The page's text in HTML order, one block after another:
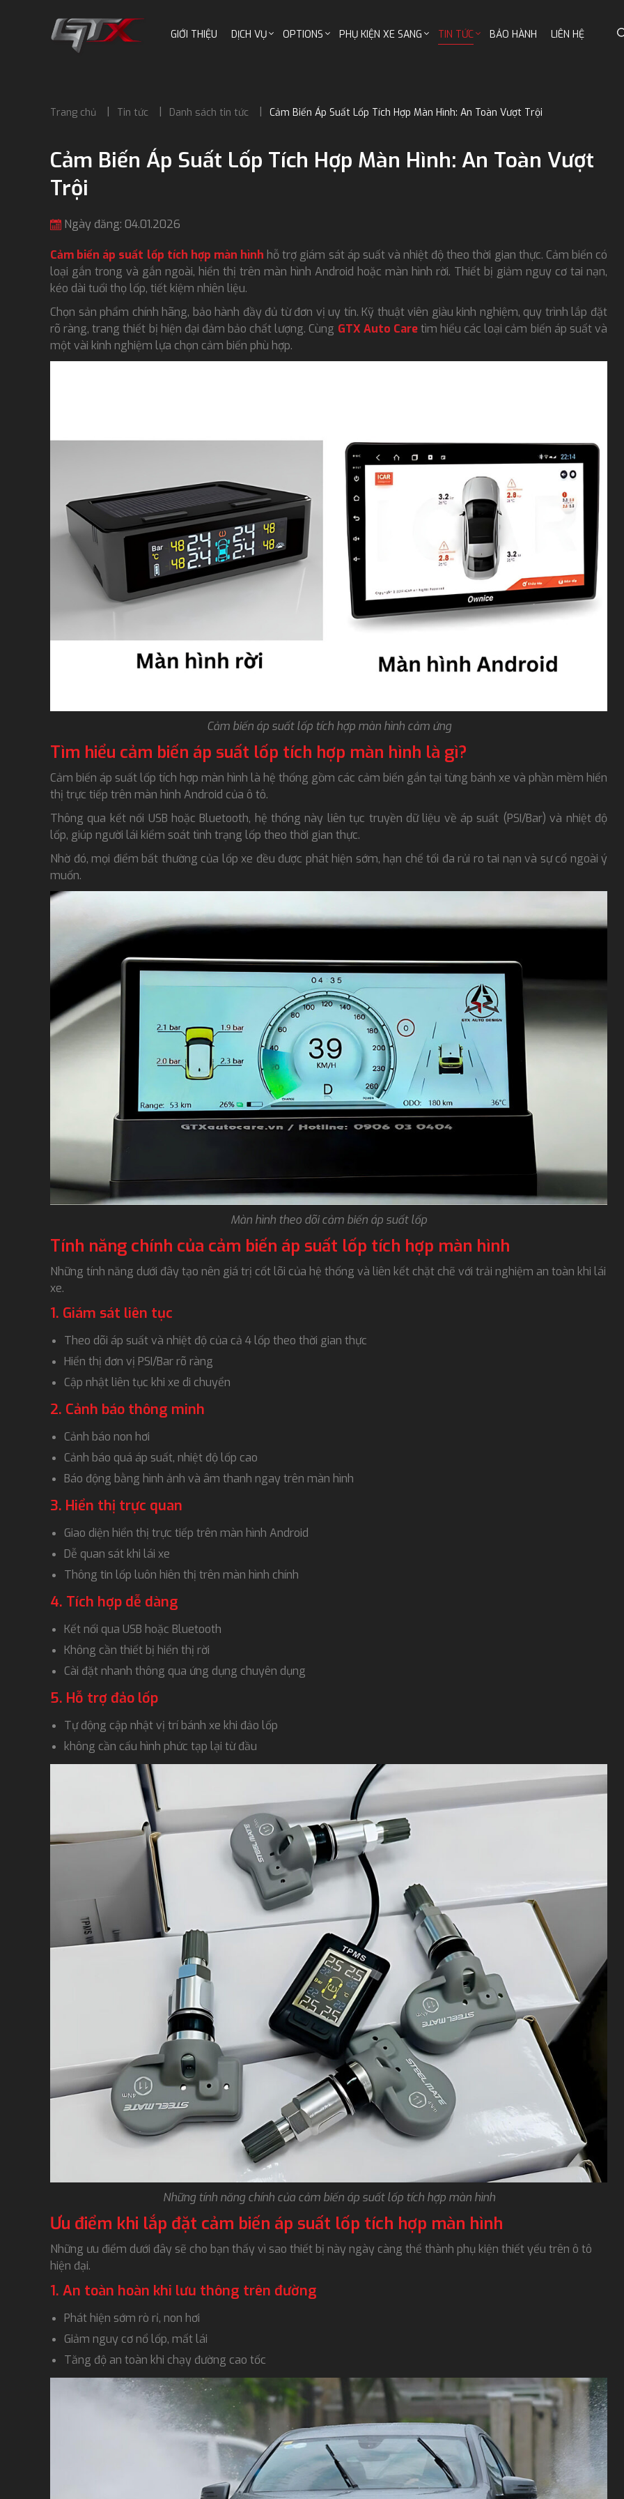
GIỚI THIỆU DỊCH VỤ OPTIONS PHỤ KIỆN XE SANG TIN TỨC BẢO HÀNH LIÊN HỆ
Trang chủ Tin tức Danh sách tin tức Cảm Biến Áp Suất Lốp Tích Hợp Màn Hình: An Toàn Vượt Trội
Cảm Biến Áp Suất Lốp Tích Hợp Màn Hình: An Toàn Vượt
Trội
Ngày đăng: 04.01.2026
Cảm biến áp suất lốp tích hợp màn hình hỗ trợ giám sát áp suất và nhiệt độ theo thời gian thực. Cảm biến có
loại gắn trong và gắn ngoài, hiển thị trên màn hình Android hoặc màn hình rời. Thiết bị giảm nguy cơ tai nạn,
kéo dài tuổi thọ lốp, tiết kiệm nhiên liệu.
Chọn sản phẩm chính hãng, bảo hành đầy đủ từ đơn vị uy tín. Kỹ thuật viên giàu kinh nghiệm, quy trình lắp đặt
rõ ràng, trang thiết bị hiện đại đảm bảo chất lượng. Cùng GTX Auto Caretìm hiểu các loại cảm biến áp suất và
một vài kinh nghiệm lựa chọn cảm biến phù hợp.
Cảm biến áp suất lốp tích hợp màn hình cảm ứng
Tìm hiểu cảm biến áp suất lốp tích hợp màn hình là gì?
Cảm biến áp suất lốp tích hợp màn hình là hệ thống gồm các cảm biến gắn tại từng bánh xe và phần mềm hiển
thị trực tiếp trên màn hình Android của ô tô.
Thông qua kết nối USB hoặc Bluetooth, hệ thống này liên tục truyền dữ liệu về áp suất (PSI/Bar) và nhiệt độ
lốp, giúp người lái kiểm soát tình trạng lốp theo thời gian thực.
Nhờ đó, mọi điểm bất thường của lốp xe đều được phát hiện sớm, hạn chế tối đa rủi ro tai nạn và sự cố ngoài ý
muốn.
Màn hình theo dõi cảm biến áp suất lốp
Tính năng chính của cảm biến áp suất lốp tích hợp màn hình
Những tính năng dưới đây tạo nên giá trị cốt lõi của hệ thống và liên kết chặt chẽ với trải nghiệm an toàn khi lái
xe.
1. Giám sát liên tục
Theo dõi áp suất và nhiệt độ của cả 4 lốp theo thời gian thực
Hiển thị đơn vị PSI/Bar rõ ràng
Cập nhật liên tục khi xe di chuyển
2. Cảnh báo thông minh
Cảnh báo non hơi
Cảnh báo quá áp suất, nhiệt độ lốp cao
Báo động bằng hình ảnh và âm thanh ngay trên màn hình
3. Hiển thị trực quan
Giao diện hiển thị trực tiếp trên màn hình Android
Dễ quan sát khi lái xe
Thông tin lốp luôn hiên thị trên màn hình chính
4. Tích hợp dễ dàng
Kết nối qua USB hoặc Bluetooth
Không cần thiết bị hiển thị rời
Cài đặt nhanh thông qua ứng dụng chuyên dụng
5. Hỗ trợ đảo lốp
Tự động cập nhật vị trí bánh xe khi đảo lốp
không cần cấu hình phức tạp lại từ đầu
Những tính năng chính của cảm biến áp suất lốp tích hợp màn hình
Ưu điểm khi lắp đặt cảm biến áp suất lốp tích hợp màn hình
Những ưu điểm dưới đây sẽ cho bạn thấy vì sao thiết bị này ngày càng thể thành phụ kiện thiết yếu trên ô tô
hiện đại.
1. An toàn hoàn khi lưu thông trên đường
Phát hiện sớm rò rỉ, non hơi
Giảm nguy cơ nổ lốp, mất lái
Tăng độ an toàn khi chạy đường cao tốc